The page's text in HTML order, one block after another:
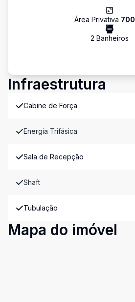
Área Privativa 700
2 Banheiros
Infraestrutura
Cabine de Força
Energia Trifásica
Sala de Recepção
Shaft
Tubulação
Mapa do imóvel